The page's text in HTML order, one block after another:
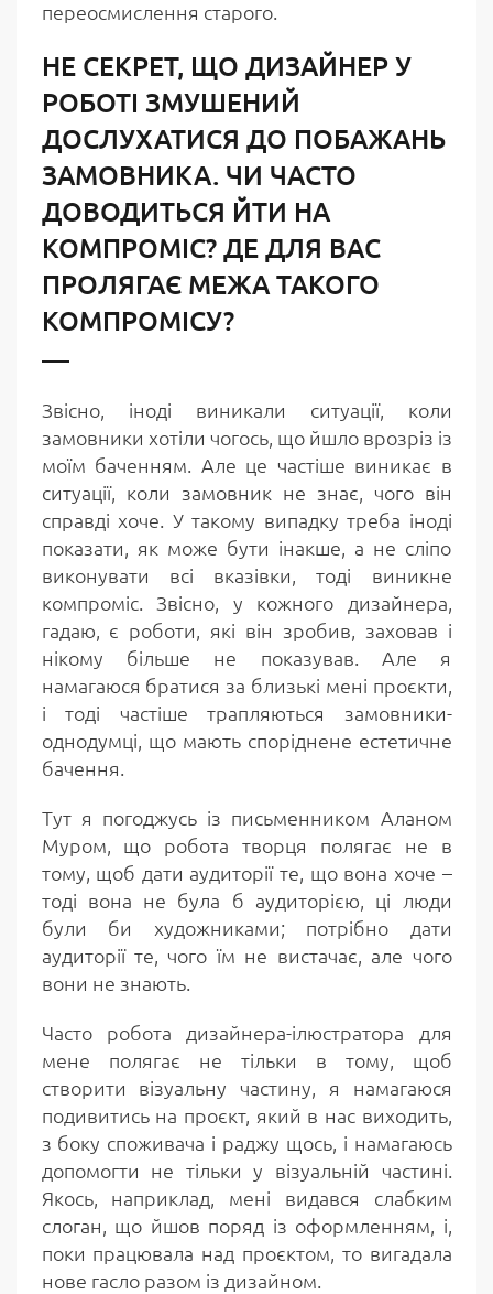
переосмислення старого.
НЕ СЕКРЕТ, ЩО ДИЗАЙНЕР У
РОБОТІ ЗМУШЕНИЙ
ДОСЛУХАТИСЯ ДО ПОБАЖАНЬ
ЗАМОВНИКА. ЧИ ЧАСТО
ДОВОДИТЬСЯ ЙТИ НА
КОМПРОМІС? ДЕ ДЛЯ ВАС
ПРОЛЯГАЄ МЕЖА ТАКОГО
КОМПРОМІСУ?
Звісно, іноді виникали ситуації, коли
замовники хотіли чогось, що йшло врозріз із
моїм баченням. Але це частіше виникає в
ситуації, коли замовник не знає, чого він
справді хоче. У такому випадку треба іноді
показати, як може бути інакше, а не сліпо
виконувати всі вказівки, тоді виникне
компроміс. Звісно, у кожного дизайнера,
гадаю, є роботи, які він зробив, заховав і
нікому більше не показував. Але я
намагаюся братися за близькі мені проєкти,
і тоді частіше трапляються замовники-
однодумці, що мають споріднене естетичне
бачення.
Тут я погоджусь із письменником Аланом
Муром, що робота творця полягає не в
тому, щоб дати аудиторії те, що вона хоче –
тоді вона не була б аудиторією, ці люди
були би художниками; потрібно дати
аудиторії те, чого їм не вистачає, але чого
вони не знають.
Часто робота дизайнера-ілюстратора для
мене полягає не тільки в тому, щоб
створити візуальну частину, я намагаюся
подивитись на проєкт, який в нас виходить,
з боку споживача і раджу щось, і намагаюсь
допомогти не тільки у візуальній частині.
Якось, наприклад, мені видався слабким
слоган, що йшов поряд із оформленням, і,
поки працювала над проєктом, то вигадала
нове гасло разом із дизайном.